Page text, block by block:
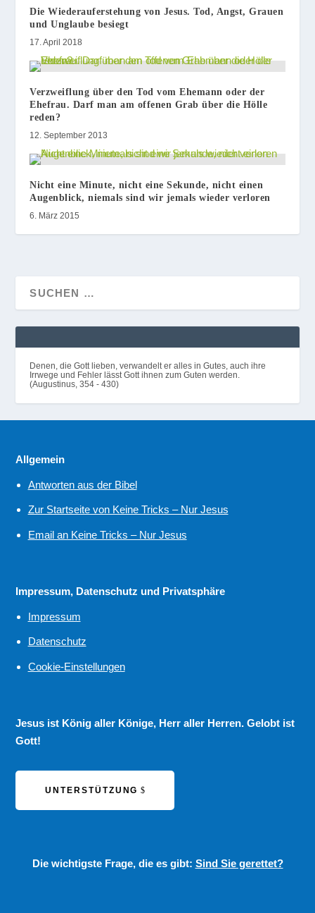
Die Wiederauferstehung von Jesus. Tod, Angst, Grauen
und Unglaube besiegt
17. April 2018
Verzweiflung über den Tod vom Ehemann oder der
Ehefrau. Darf man am offenen Grab über die Hölle
reden?
12. September 2013
Nicht eine Minute, nicht eine Sekunde, nicht einen
Augenblick, niemals sind wir jemals wieder verloren
6. März 2015
Denen, die Gott lieben, verwandelt er alles in Gutes, auch ihre
Irrwege und Fehler lässt Gott ihnen zum Guten werden.
(Augustinus, 354 - 430)
Allgemein
Antworten aus der Bibel
Zur Startseite von Keine Tricks – Nur Jesus
Email an Keine Tricks – Nur Jesus
Impressum, Datenschutz und Privatsphäre
Impressum
Datenschutz
Cookie-Einstellungen
Jesus ist König aller Könige, Herr aller Herren. Gelobt ist
Gott!
UNTERSTÜTZUNG
Die wichtigste Frage, die es gibt: Sind Sie gerettet?